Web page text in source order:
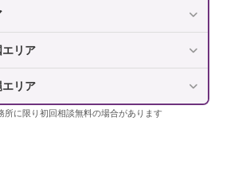
作成してくれる
ペアローン離婚については弁護士に
リア
リア
に限り初回相談無料の場合があります